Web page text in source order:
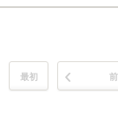
最初